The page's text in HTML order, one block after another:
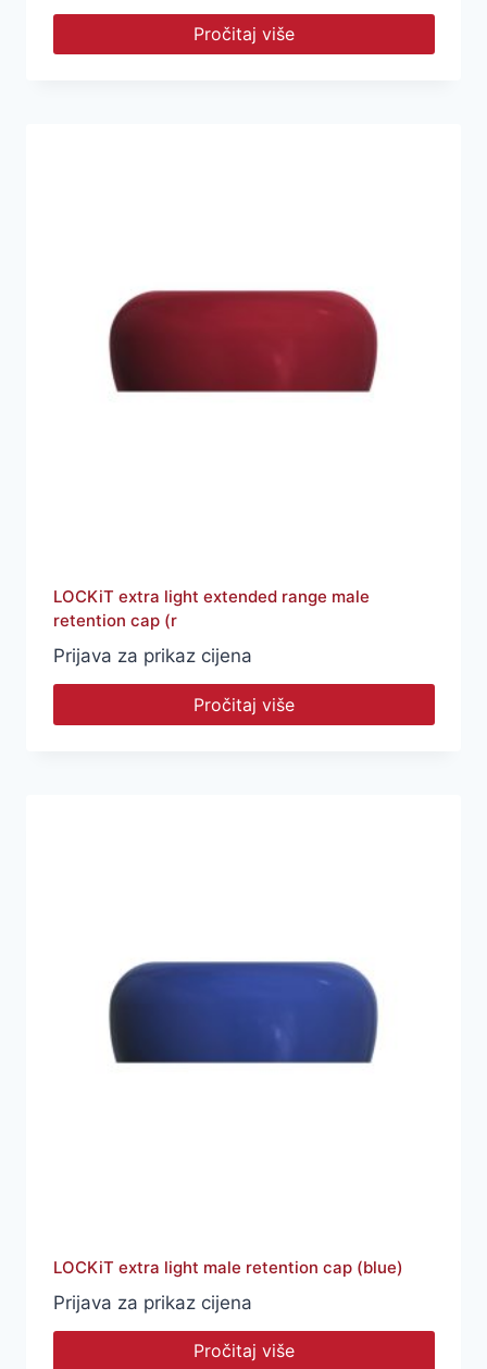
Pročitaj više
LOCKiT extra light extended range male
retention cap (r
Prijava za prikaz cijena
Pročitaj više
LOCKiT extra light male retention cap (blue)
Prijava za prikaz cijena
Pročitaj više